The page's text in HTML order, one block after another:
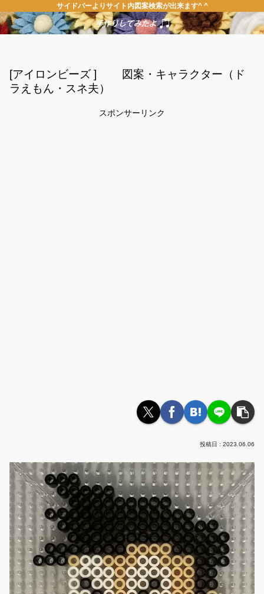
サイドバーよりサイト内図案検索が出来ます^ ^
[アイロンビーズ ] 図案・キャラクター（ド
ラえもん・スネ夫）
スポンサーリンク
2023.06.06